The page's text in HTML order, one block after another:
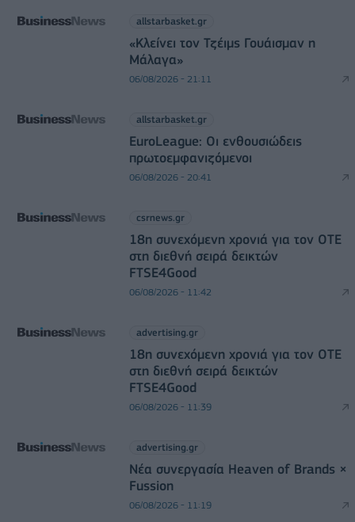
allstarbasket.gr
«Κλείνει τον Τζέιμς Γουάισμαν η
Μάλαγα»
06/08/2026 - 21:11
allstarbasket.gr
EuroLeague: Οι ενθουσιώδεις
πρωτοεμφανιζόμενοι
06/08/2026 - 20:41
csrnews.gr
18η συνεχόμενη χρονιά για τον ΟΤΕ
στη διεθνή σειρά δεικτών
FTSE4Good
06/08/2026 - 11:42
advertising.gr
18η συνεχόμενη χρονιά για τον ΟΤΕ
στη διεθνή σειρά δεικτών
FTSE4Good
06/08/2026 - 11:39
advertising.gr
Νέα συνεργασία Heaven of Brands ×
Fussion
06/08/2026 - 11:19